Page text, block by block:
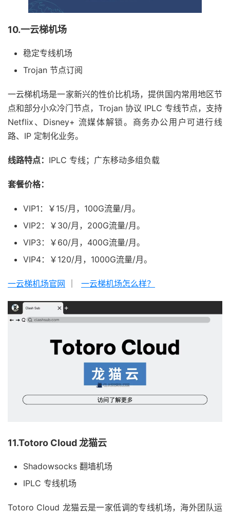
10.一云梯机场
稳定专线机场
Trojan 节点订阅
一云梯机场是一家新兴的性价比机场，提供国内常用地区节
点和部分小众冷门节点，Trojan 协议 IPLC 专线节点，支持
Netflix、Disney+ 流媒体解锁。商务办公用户可进行线
路、IP 定制化业务。
线路特点： IPLC 专线；广东移动多组负载
套餐价格：
VIP1：￥15/月，100G流量/月。
VIP2：￥30/月，200G流量/月。
VIP3：￥60/月，400G流量/月。
VIP4：￥120/月，1000G流量/月。
一云梯机场官网 一云梯机场怎么样？
11.Totoro Cloud 龙猫云
Shadowsocks 翻墙机场
IPLC 专线机场
Totoro Cloud 龙猫云是一家低调的专线机场，海外团队运